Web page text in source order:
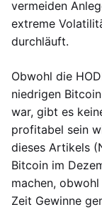
vermeiden
extreme
durchläuft.
Obwohl die
niedrigen
war, gibt es
profitabel sein
dieses Artikels
Bitcoin im
machen,
Zeit Gewinne